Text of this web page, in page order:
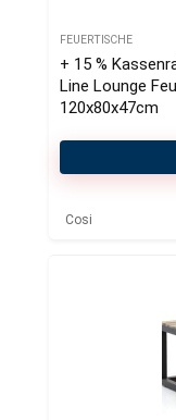
FEUERTISCHE
+ 15 %
Line Lounge
120x80x47cm
Cosi